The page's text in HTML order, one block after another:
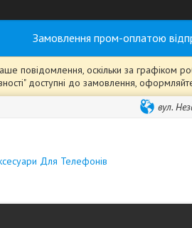
Замовлення пром-оплатою
повідомлення, оскільки за графіком
доступні до замовлення,
вул.
Для Телефонів